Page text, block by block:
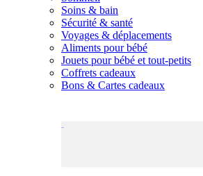
Soins & bain
Sécurité & santé
Voyages & déplacements
Aliments pour bébé
Jouets pour bébé et tout-petits
Coffrets cadeaux
Bons & Cartes cadeaux